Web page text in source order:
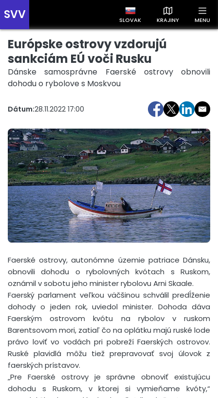
SVV SLOVAK KRAJINY MENU
Prehľad správ podľa krajín
Zobrazte si správy rozdelené podľa krajín a získajte rýchly
prehľad o dianí vo svete.
Slovensko Česko Maďarsko
Európske ostrovy vzdorujú
sankciám EÚ voči Rusku
Dánske samosprávne Faerské ostrovy obnovili
dohodu o rybolove s Moskvou
Dátum:28.11.2022 17:00
Faerské ostrovy, autonómne územie patriace Dánsku,
obnovili dohodu o rybolovných kvótach s Ruskom,
oznámil v sobotu jeho minister rybolovu Arni Skaale.
Faerský parlament veľkou väčšinou schválil predĺženie
dohody o jeden rok, uviedol minister. Dohoda dáva
Faerským ostrovom kvótu na rybolov v ruskom
Barentsovom mori, zatiaľ čo na oplátku majú ruské lode
právo loviť vo vodách pri pobreží Faerských ostrovov.
Ruské plavidlá môžu tiež prepravovať svoj úlovok z
faerských prístavov.
„Pre Faerské ostrovy je správne obnoviť existujúcu
dohodu s Ruskom, v ktorej si vymieňame kvóty,“